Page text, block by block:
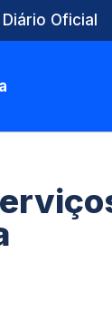
Diário Oficial